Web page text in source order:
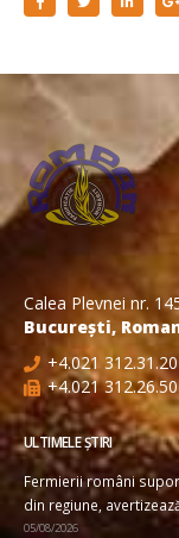
Calea Plevnei nr.
București,
+4.021 312.31.20
+4.021 312.26.50
ULTIMELE ȘTIRI
Fermierii români
din regiune,
05/08/2026